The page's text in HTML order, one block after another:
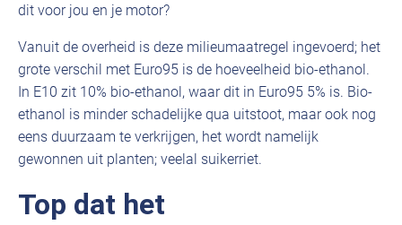
dit voor jou en je motor?
Vanuit de overheid is deze milieumaatregel ingevoerd; het
grote verschil met Euro95 is de hoeveelheid bio-ethanol.
In E10 zit 10% bio-ethanol, waar dit in Euro95 5% is. Bio-
ethanol is minder schadelijke qua uitstoot, maar ook nog
eens duurzaam te verkrijgen, het wordt namelijk
gewonnen uit planten; veelal suikerriet.
Top dat het